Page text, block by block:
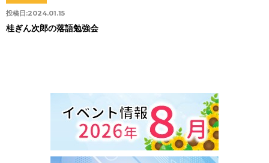
投稿日:2024.01.15
桂ぎん次郎の落語勉強会